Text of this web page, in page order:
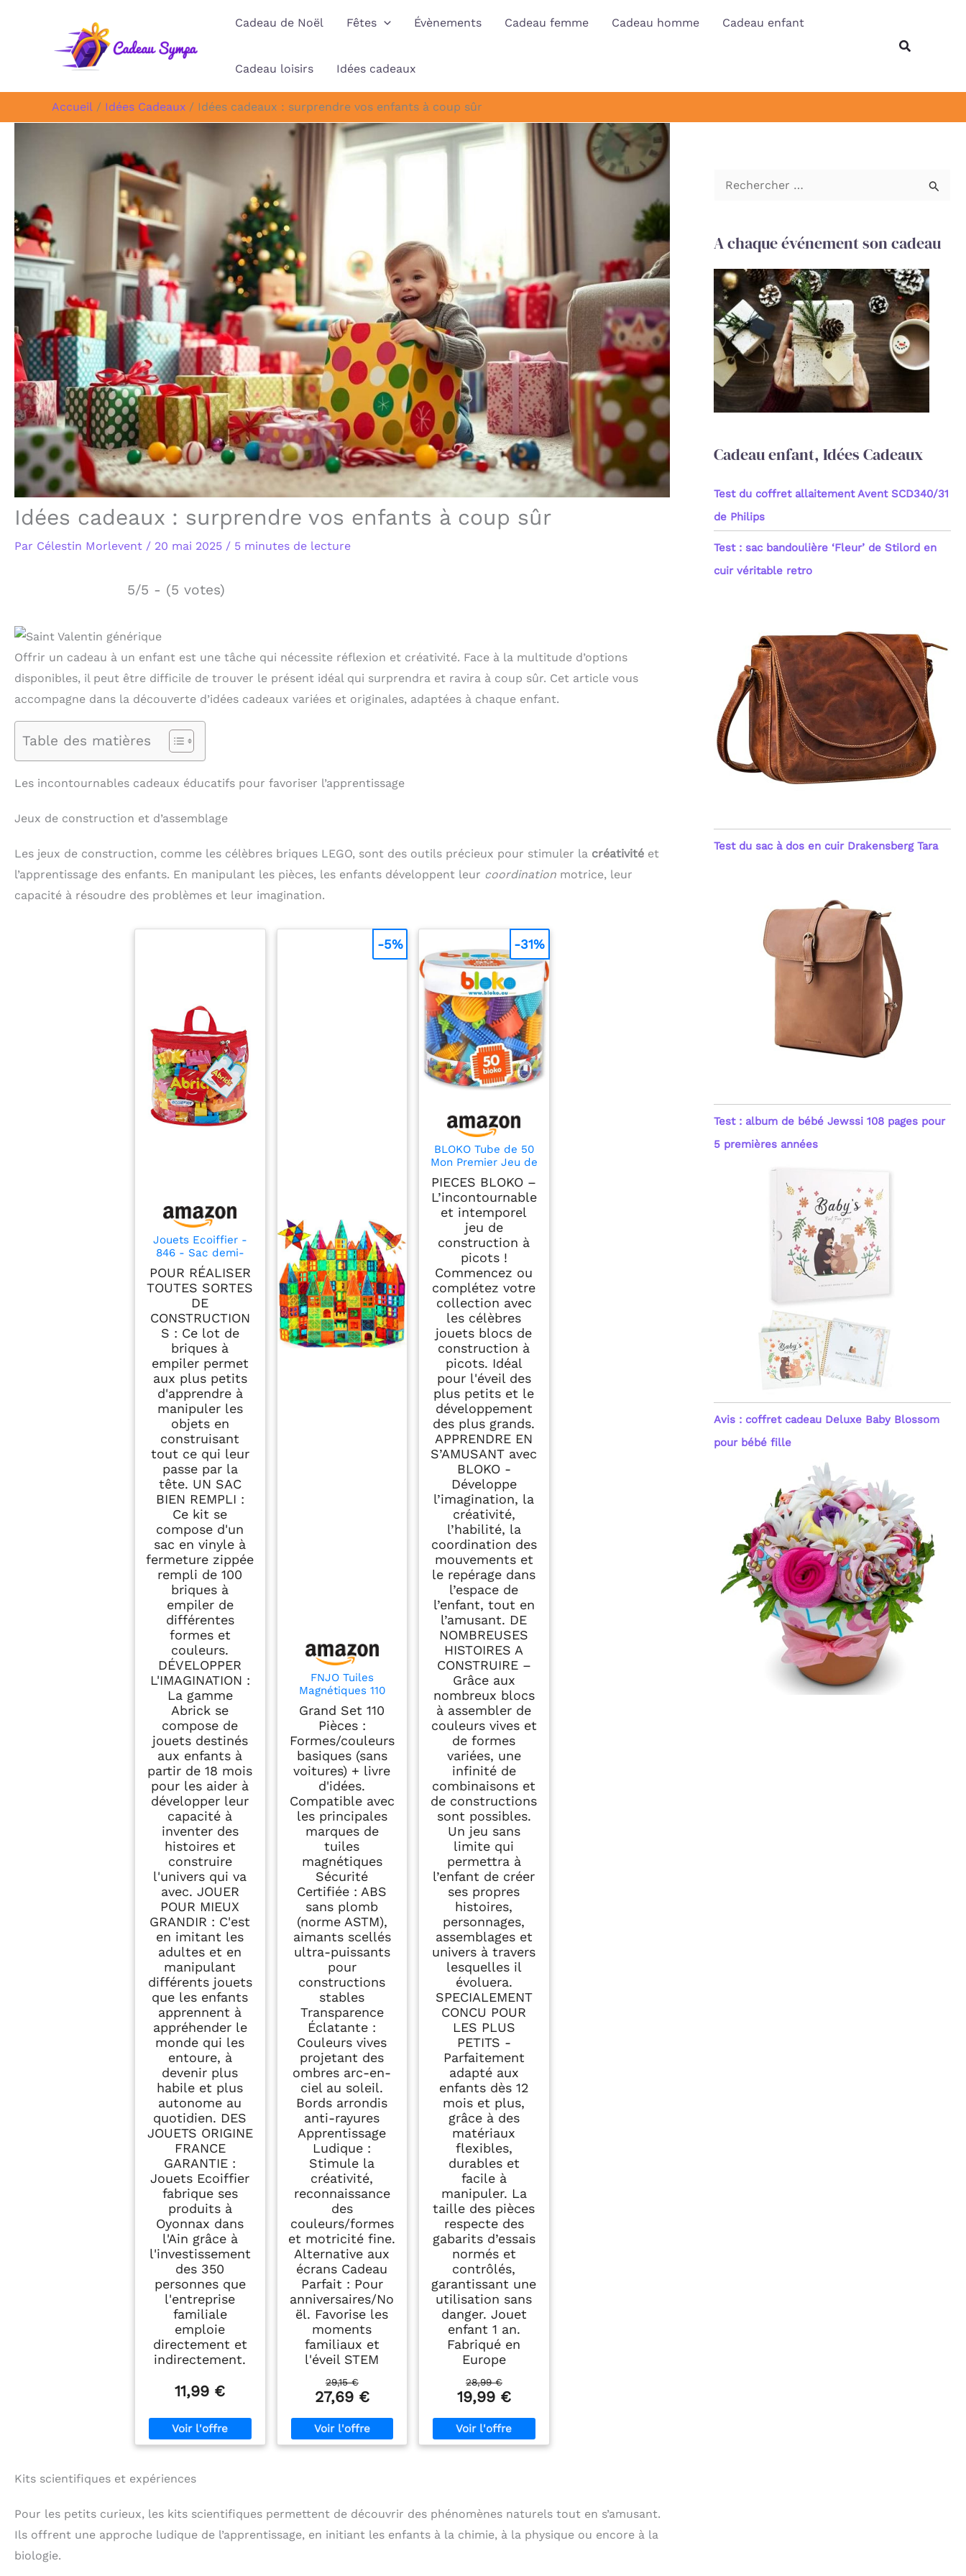
Cadeau de Noël Fêtes Évènements Cadeau femme Cadeau homme Cadeau enfant
Cadeau loisirs Idées cadeaux
Accueil Idées Cadeaux Idées cadeaux : surprendre vos enfants à coup sûr
Idées cadeaux : surprendre vos enfants à coup sûr
Par Célestin Morlevent / 20 mai 2025 / 5 minutes de lecture
5/5 - (5 votes)
Offrir un cadeau à un enfant est une tâche qui nécessite réflexion et créativité. Face à la multitude d’options
disponibles, il peut être difficile de trouver le présent idéal qui surprendra et ravira à coup sûr. Cet article vous
accompagne dans la découverte d’idées cadeaux variées et originales, adaptées à chaque enfant.
Table des matières
Les incontournables cadeaux éducatifs pour favoriser l’apprentissage
Jeux de construction et d’assemblage
Les jeux de construction, comme les célèbres briques LEGO, sont des outils précieux pour stimuler la créativité et
l’apprentissage des enfants. En manipulant les pièces, les enfants développent leur coordination motrice, leur
capacité à résoudre des problèmes et leur imagination.
Jouets Ecoiffier -
846 - Sac demi-
lune et ses briques
à empiler Abrick –
Jeu de construction
pour enfants – 100
pièces – Dès 18
mois – Fabriqué en
France
POUR RÉALISER
TOUTES SORTES
DE
CONSTRUCTION
S : Ce lot de
briques à
empiler permet
aux plus petits
d'apprendre à
manipuler les
objets en
construisant
tout ce qui leur
passe par la
tête. UN SAC
BIEN REMPLI :
Ce kit se
compose d'un
sac en vinyle à
fermeture zippée
rempli de 100
briques à
empiler de
différentes
formes et
couleurs.
DÉVELOPPER
L'IMAGINATION :
La gamme
Abrick se
compose de
jouets destinés
aux enfants à
partir de 18 mois
pour les aider à
développer leur
capacité à
inventer des
histoires et
construire
l'univers qui va
avec. JOUER
POUR MIEUX
GRANDIR : C'est
en imitant les
adultes et en
manipulant
différents jouets
que les enfants
apprennent à
appréhender le
monde qui les
entoure, à
devenir plus
habile et plus
autonome au
quotidien. DES
JOUETS ORIGINE
FRANCE
GARANTIE :
Jouets Ecoiffier
fabrique ses
produits à
Oyonnax dans
l'Ain grâce à
l'investissement
des 350
personnes que
l'entreprise
familiale
emploie
directement et
indirectement.
11,99 €
FNJO Tuiles
Magnétiques 110
Pièces - Blocs de
Construction
Magnétiques, Jeu
Éducatif STEM
Montessori pour
Enfants 3-9 Ans -
Cadeau
Garçons/Filles
(Maternelle, Classe)
Grand Set 110
Pièces :
Formes/couleurs
basiques (sans
voitures) + livre
d'idées.
Compatible avec
les principales
marques de
tuiles
magnétiques
Sécurité
Certifiée : ABS
sans plomb
(norme ASTM),
aimants scellés
ultra-puissants
pour
constructions
stables
Transparence
Éclatante :
Couleurs vives
projetant des
ombres arc-en-
ciel au soleil.
Bords arrondis
anti-rayures
Apprentissage
Ludique :
Stimule la
créativité,
reconnaissance
des
couleurs/formes
et motricité fine.
Alternative aux
écrans Cadeau
Parfait : Pour
anniversaires/No
ël. Favorise les
moments
familiaux et
l'éveil STEM
29,15 €
27,69 €
-5%
BLOKO Tube de 50
Mon Premier Jeu de
Blocs de
Construction – Dès
12 Mois – Facile à
Manipuler – Jouet
Enfant 1 an et Plus
– Fabriqué en
Europe – 503502
PIECES BLOKO –
L’incontournable
et intemporel
jeu de
construction à
picots !
Commencez ou
complétez votre
collection avec
les célèbres
jouets blocs de
construction à
picots. Idéal
pour l'éveil des
plus petits et le
développement
des plus grands.
APPRENDRE EN
S’AMUSANT avec
BLOKO -
Développe
l’imagination, la
créativité,
l’habilité, la
coordination des
mouvements et
le repérage dans
l’espace de
l’enfant, tout en
l’amusant. DE
NOMBREUSES
HISTOIRES A
CONSTRUIRE –
Grâce aux
nombreux blocs
à assembler de
couleurs vives et
de formes
variées, une
infinité de
combinaisons et
de constructions
sont possibles.
Un jeu sans
limite qui
permettra à
l’enfant de créer
ses propres
histoires,
personnages,
assemblages et
univers à travers
lesquelles il
évoluera.
SPECIALEMENT
CONCU POUR
LES PLUS
PETITS -
Parfaitement
adapté aux
enfants dès 12
mois et plus,
grâce à des
matériaux
flexibles,
durables et
facile à
manipuler. La
taille des pièces
respecte des
gabarits d’essais
normés et
contrôlés,
garantissant une
utilisation sans
danger. Jouet
enfant 1 an.
Fabriqué en
Europe
28,99 €
19,99 €
-31%
Kits scientifiques et expériences
Pour les petits curieux, les kits scientifiques permettent de découvrir des phénomènes naturels tout en s’amusant.
Ils offrent une approche ludique de l’apprentissage, en initiant les enfants à la chimie, à la physique ou encore à la
biologie.
c
e
r
c
A chaque événement son cadeau
Cadeau enfant, Idées Cadeaux
Test du coffret allaitement Avent SCD340/31
de Philips
Test : sac bandoulière ‘Fleur’ de Stilord en
cuir véritable retro
Test du sac à dos en cuir Drakensberg Tara
Test : album de bébé Jewssi 108 pages pour
5 premières années
Avis : coffret cadeau Deluxe Baby Blossom
pour bébé fille